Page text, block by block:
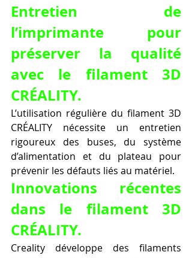
Entretien de
l’imprimante pour
préserver la qualité
avec le filament 3D
CRÉALITY.
L’utilisation régulière du filament 3D
CRÉALITY nécessite un entretien
rigoureux des buses, du système
d’alimentation et du plateau pour
prévenir les défauts liés au matériel.
Innovations récentes
dans le filament 3D
CRÉALITY.
Creality développe des filaments